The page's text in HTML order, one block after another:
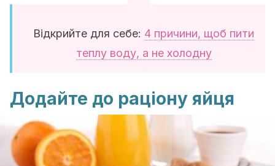
Відкрийте для себе: 4 причини, щоб пити
теплу воду, а не холодну
Додайте до раціону яйця